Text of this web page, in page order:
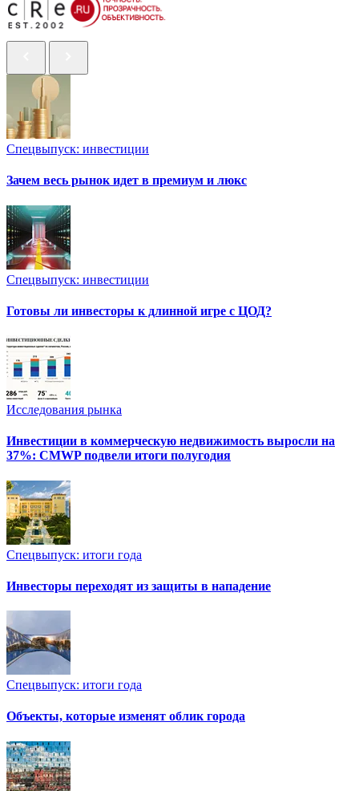
Спецвыпуск: инвестиции
Зачем весь рынок идет в премиум и люкс
Спецвыпуск: инвестиции
Готовы ли инвесторы к длинной игре с ЦОД?
Исследования рынка
Инвестиции в коммерческую недвижимость выросли на
37%: CMWP подвели итоги полугодия
Спецвыпуск: итоги года
Инвесторы переходят из защиты в нападение
Спецвыпуск: итоги года
Объекты, которые изменят облик города